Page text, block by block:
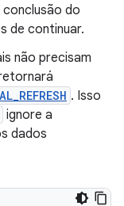
conclusão do
de continuar.
não precisam
. Isso
ignore a
dados